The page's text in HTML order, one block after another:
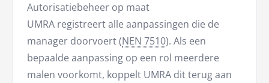
Autorisatiebeheer op maat
UMRA registreert alle aanpassingen die de
manager doorvoert (NEN 7510). Als een
bepaalde aanpassing op een rol meerdere
malen voorkomt, koppelt UMRA dit terug aan